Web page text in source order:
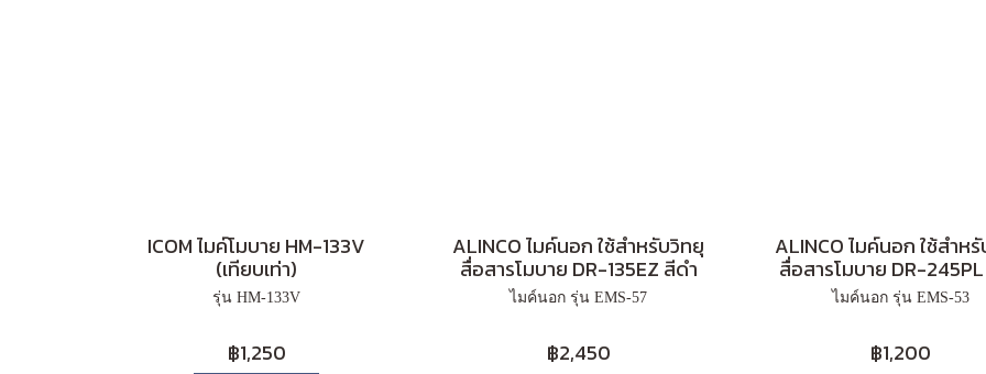
ICOM ไมค์โมบาย HM-133V
(เทียบเท่า)
รุ่น HM-133V
฿1,250
ALINCO ไมค์นอก ใช้สำหรับวิทยุ
สื่อสารโมบาย DR-135EZ สีดำ
ไมค์นอก รุ่น EMS-57
฿2,450
ALINCO ไมค์นอก ใช้สำห
สื่อสารโมบาย DR-
ไมค์นอก รุ่น EMS-53
฿1,200